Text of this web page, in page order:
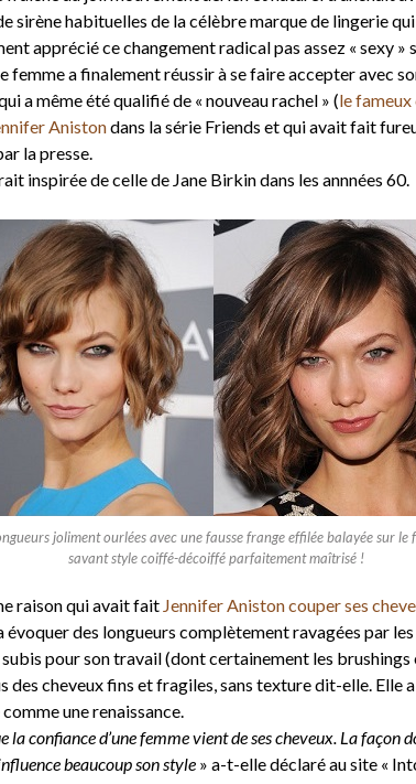
sirène habituelles de la célèbre marque de lingerie qui
apprécié ce changement radical pas assez « sexy »
femme a finalement réussir à se faire accepter avec
a même été qualifié de « nouveau rachel » (le
Anistondans la série Friends et qui avait fait
la presse.
inspirée de celle de Jane Birkin dans les annnées 60.
joliment ourlées avec une fausse frange effilée balayée sur le
savant style coiffé-décoiffé parfaitement maîtrisé !
raison qui avait fait Jennifer Aniston couper ses
évoquer des longueurs complètement ravagées par
pour son travail (dont certainement les brushings
des cheveux fins et fragiles, sans texture dit-elle. Elle
une renaissance.
la confiance d’une femme vient de ses cheveux. La façon
beaucoup son style» a-t-elle déclaré au site «